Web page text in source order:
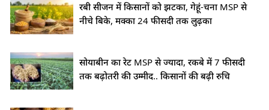
रबी सीजन में किसानों को झटका, गेहूं-चना MSP से
नीचे बिके, मक्का 24 फीसदी तक लुढ़का
सोयाबीन का रेट MSP से ज्यादा, रकबे में 7 फीसदी
तक बढ़ोतरी की उम्मीद.. किसानों की बढ़ी रुचि